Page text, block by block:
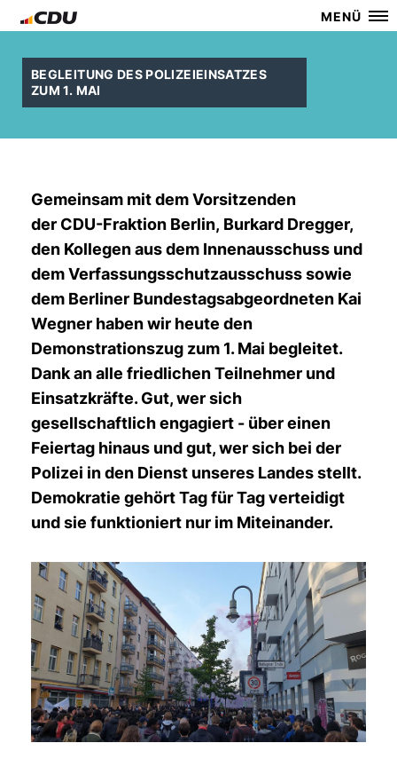
MENÜ
BEGLEITUNG DES POLIZEIEINSATZES
ZUM 1. MAI
Gemeinsam mit dem Vorsitzenden
der CDU-Fraktion Berlin, Burkard Dregger,
den Kollegen aus dem Innenausschuss und
dem Verfassungsschutzausschuss sowie
dem Berliner Bundestagsabgeordneten Kai
Wegner haben wir heute den
Demonstrationszug zum 1. Mai begleitet.
Dank an alle friedlichen Teilnehmer und
Einsatzkräfte. Gut, wer sich
gesellschaftlich engagiert - über einen
Feiertag hinaus und gut, wer sich bei der
Polizei in den Dienst unseres Landes stellt.
Demokratie gehört Tag für Tag verteidigt
und sie funktioniert nur im Miteinander.